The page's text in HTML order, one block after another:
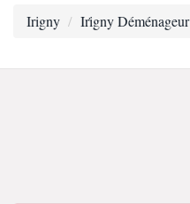
Irigny Iri̇gny Déménageur